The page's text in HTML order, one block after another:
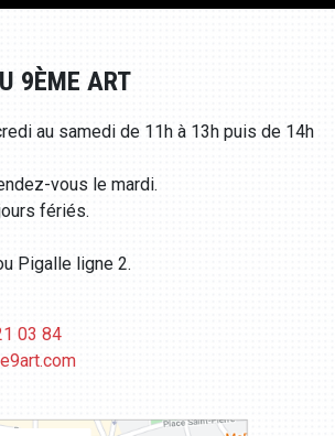
9ÈME ART
au samedi de 11h à 13h puis de 14h
vous le mardi.
fériés.
Pigalle ligne 2.
03 84